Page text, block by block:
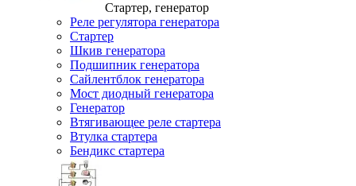
Стартер, генератор
Реле регулятора генератора
Стартер
Шкив генератора
Подшипник генератора
Сайлентблок генератора
Мост диодный генератора
Генератор
Втягивающее реле стартера
Втулка стартера
Бендикс стартера